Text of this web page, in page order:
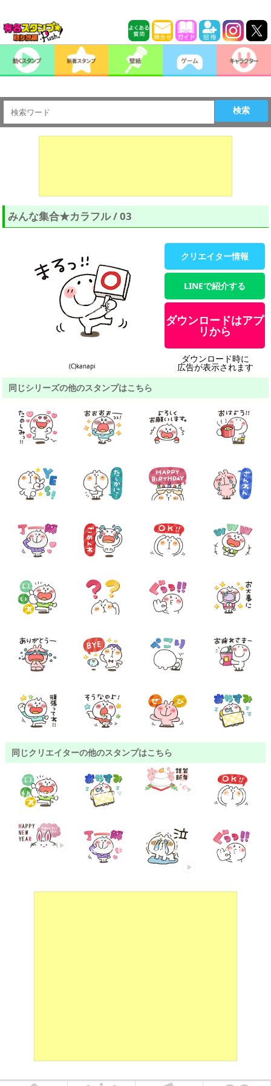
検索
みんな集合★カラフル / 03
(C)kanapi
クリエイター情報
LINEで紹介する
ダウンロードはアプ
リから
ダウンロード時に
広告が表示されます
同じシリーズの他のスタンプはこちら
同じクリエイターの他のスタンプはこちら